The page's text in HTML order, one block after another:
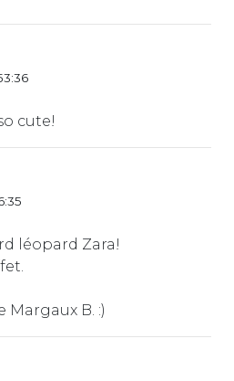
cute!
léopard Zara!
B. :)